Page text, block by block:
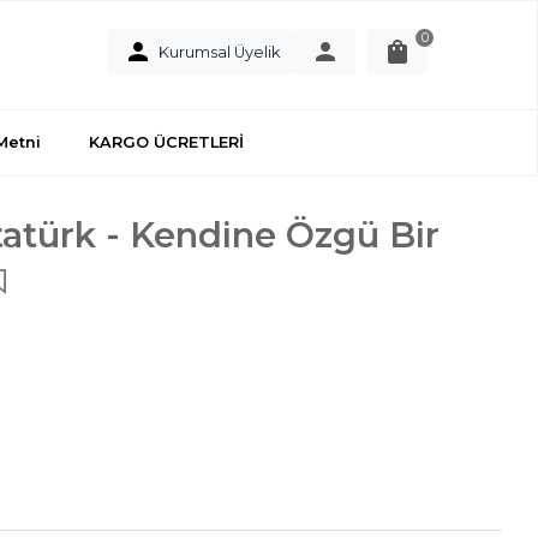
Kurumsal Üyelik
0
KARGO ÜCRETLERİ
- Kendine Özgü Bir